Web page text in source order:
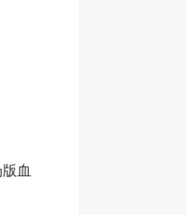
血